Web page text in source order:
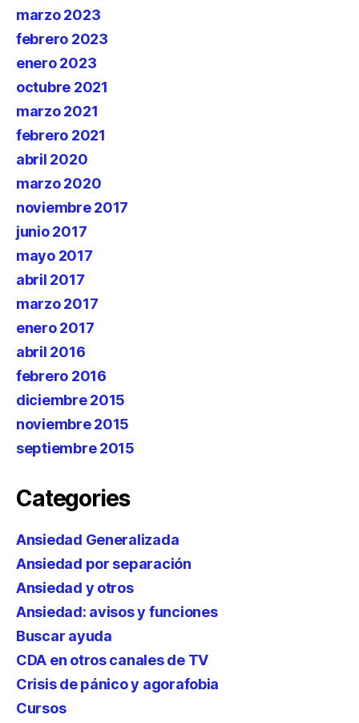
marzo 2023
febrero 2023
enero 2023
octubre 2021
marzo 2021
febrero 2021
abril 2020
marzo 2020
noviembre 2017
junio 2017
mayo 2017
abril 2017
marzo 2017
enero 2017
abril 2016
febrero 2016
diciembre 2015
noviembre 2015
septiembre 2015
Categories
Ansiedad Generalizada
Ansiedad por separación
Ansiedad y otros
Ansiedad: avisos y funciones
Buscar ayuda
CDA en otros canales de TV
Crisis de pánico y agorafobia
Cursos